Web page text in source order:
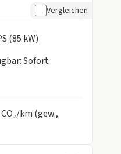
Vergleichen
(85 kW)
Sofort
km (gew.,